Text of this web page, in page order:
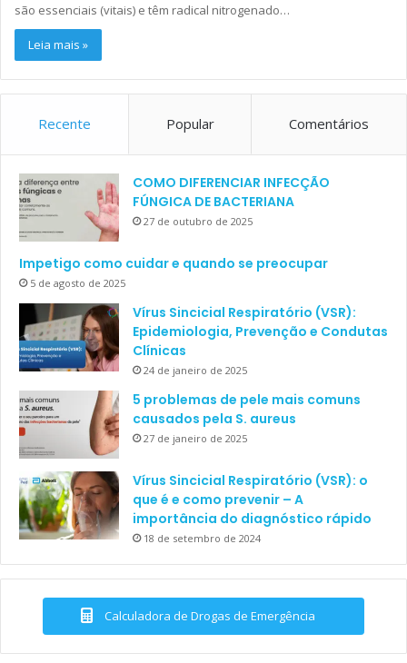
são essenciais (vitais) e têm radical nitrogenado…
Leia mais »
Recente Popular Comentários
COMO DIFERENCIAR INFECÇÃO
FÚNGICA DE BACTERIANA
27 de outubro de 2025
Impetigo como cuidar e quando se preocupar
5 de agosto de 2025
Vírus Sincicial Respiratório (VSR):
Epidemiologia, Prevenção e Condutas
Clínicas
24 de janeiro de 2025
5 problemas de pele mais comuns
causados pela S. aureus
27 de janeiro de 2025
Vírus Sincicial Respiratório (VSR): o
que é e como prevenir – A
importância do diagnóstico rápido
18 de setembro de 2024
Calculadora de Drogas de Emergência